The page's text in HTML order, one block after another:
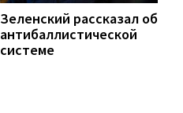
Зеленский рассказал об
антибаллистической
системе